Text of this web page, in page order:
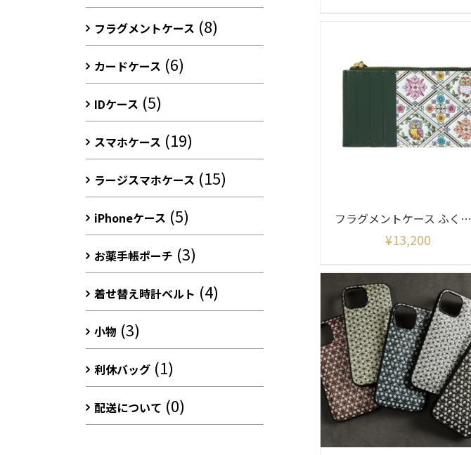
フラグメントケース ふくろうサンライズ
¥13,200
フラグメントケース (8)
カードケース (6)
IDケース (5)
スマホケース (19)
ラージスマホケース (15)
iPhoneケース (5)
お薬手帳ポーチ (3)
着せ替え時計ベルト (4)
小物 (3)
利休バッグ (1)
配送について (0)